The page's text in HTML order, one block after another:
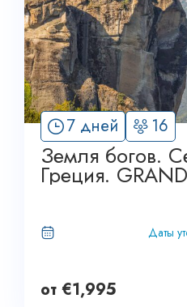
7 дней 16
Земля богов.
Греция.
Даты
от €1,995